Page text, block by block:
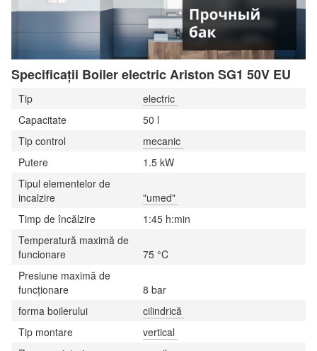
Specificații Boiler electric Ariston SG1 50V EU
Tip
electric
Capacitate
50 l
Tip control
mecanic
Putere
1.5 kW
Tipul elementelor de
incalzire
"umed"
Timp de încălzire
1:45 h:min
Temperatură maximă de
funcionare
75 °C
Presiune maximă de
funcţionare
8 bar
forma boilerului
cilindrică
Tip montare
vertical